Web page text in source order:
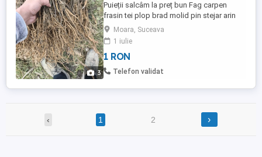
3
Puieții salcâm la preț bun Fag carpen
frasin tei plop brad molid pin stejar arin
mesteacăn alb. Trimit oriunde in tara prin
fan Courier. Oferim servicii de plantare
Moara, Suceava
1 iulie
1 RON
Telefon validat
‹ 1 2 ›